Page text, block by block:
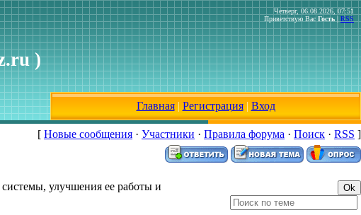
)
Четверг, 06.08.2026, 07:51
Приветствую Вас Гость | RSS
Главная| Регистрация| Вход
[ Новые сообщения · Участники · Правила форума · Поиск · RSS ]
улучшения ее работы и